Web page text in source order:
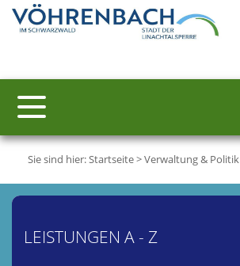
Sie sind hier:Startseite>Verwaltung & Politik
LEISTUNGEN A - Z